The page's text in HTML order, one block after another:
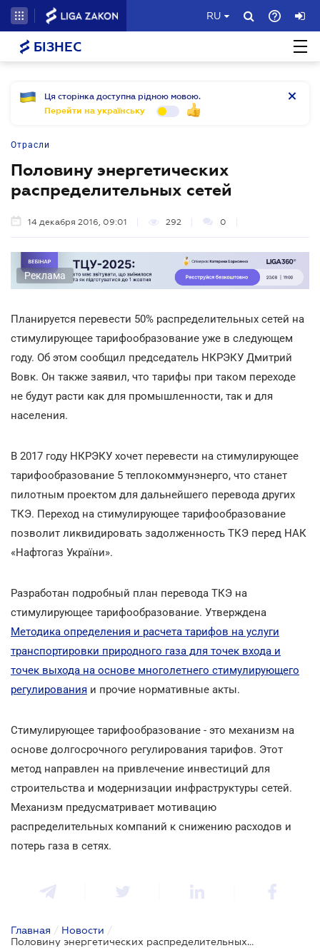
RU
БІЗНЕС
Ця сторінка доступна рідною мовою.
Перейти на українську
Отрасли
Половину энергетических
распределительных сетей
14 декабря 2016, 09:01 292 0
Реклама
Планируется перевести 50% распределительных сетей на
стимулирующее тарифообразование уже в следующем
году. Об этом сообщил председатель НКРЭКУ Дмитрий
Вовк. Он также заявил, что тарифы при таком переходе
не будут расти как для промышленности, так и для
населения.
В 2017 году НКРЭКУ хочет перевести на стимулирующее
тарифообразование 5 теплокоммунэнерго, что станет
пилотным проектом для дальнейшего перевода других
ТКЭ. Переход на стимулирующее тарифообразование
позволит ликвидировать задолженность ТКЭ перед НАК
«Нафтогаз України».
Разработан подробный план перевода ТКЭ на
стимулирующее тарифообразование. Утверждена
Методика определения и расчета тарифов на услуги
транспортировки природного газа для точек входа и
точек выхода на основе многолетнего стимулирующего
регулирования и прочие нормативные акты.
Стимулирующее тарифообразование - это механизм на
основе долгосрочного регулирования тарифов. Этот
метод направлен на привлечение инвестиций для
строительства и модернизации инфраструктуры сетей.
Механизм предусматривает мотивацию
распределительных компаний к снижению расходов и
потерь газа в сетях.
Главная / Новости /
Половину энергетических распределительных сетей